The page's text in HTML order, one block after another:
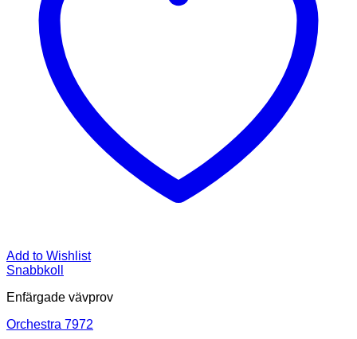
Add to Wishlist
Snabbkoll
Enfärgade vävprov
Orchestra 7972